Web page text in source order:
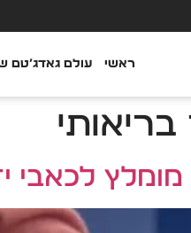
ראשי עולם גאדג’טם
מומלץ לכאבי